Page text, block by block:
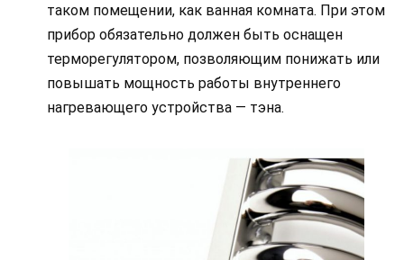
таком помещении, как ванная комната. При этом
прибор обязательно должен быть оснащен
терморегулятором, позволяющим понижать или
повышать мощность работы внутреннего
нагревающего устройства — тэна.